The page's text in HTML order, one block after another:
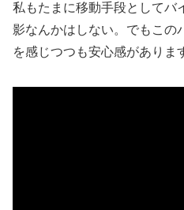
私もたまに移動手段としてバ
影なんかはしない。でもこの
を感じつつも安心感がありま